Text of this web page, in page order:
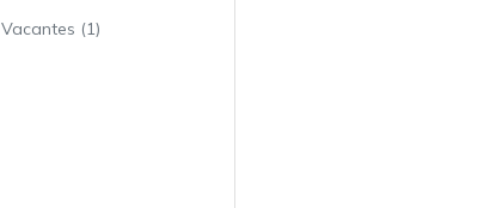
Vacantes (1)